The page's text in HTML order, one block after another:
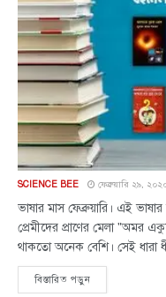
SCIENCE BEE ফেব্রুয়ারি ২৯,
ভাষার মাস ফেব্রুয়ারি। এই
প্রেমীদের প্রাণের মেলা "অমর
থাকতো অনেক বেশি। সেই ধারা
বিস্তারিত পড়ুন